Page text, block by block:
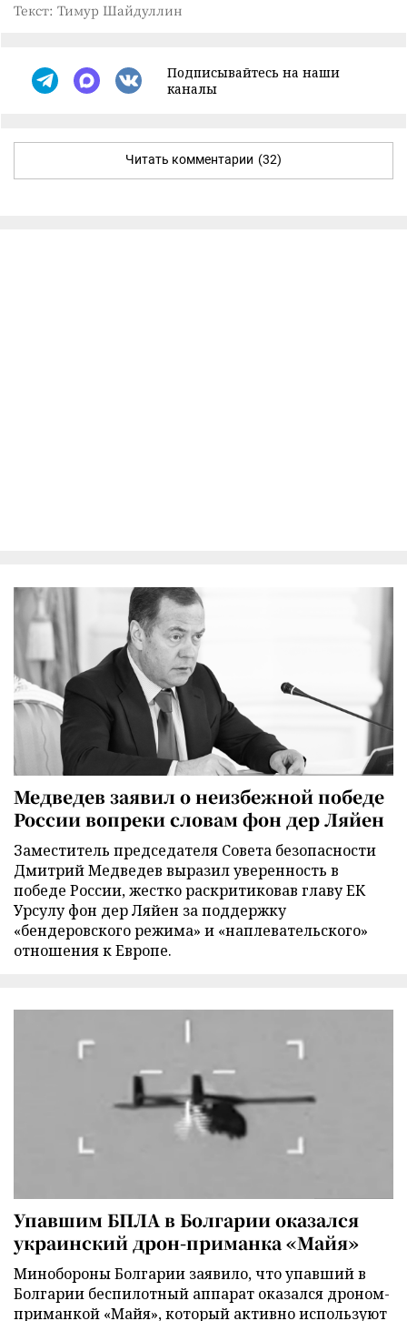
Текст: Тимур Шайдуллин
Подписывайтесь на наши
каналы
Читать комментарии (32)
Медведев заявил о неизбежной победе
России вопреки словам фон дер Ляйен
Заместитель председателя Совета безопасности
Дмитрий Медведев выразил уверенность в
победе России, жестко раскритиковав главу ЕК
Урсулу фон дер Ляйен за поддержку
«бендеровского режима» и «наплевательского»
отношения к Европе.
Упавшим БПЛА в Болгарии оказался
украинский дрон-приманка «Майя»
Минобороны Болгарии заявило, что упавший в
Болгарии беспилотный аппарат оказался дроном-
приманкой «Майя», который активно используют